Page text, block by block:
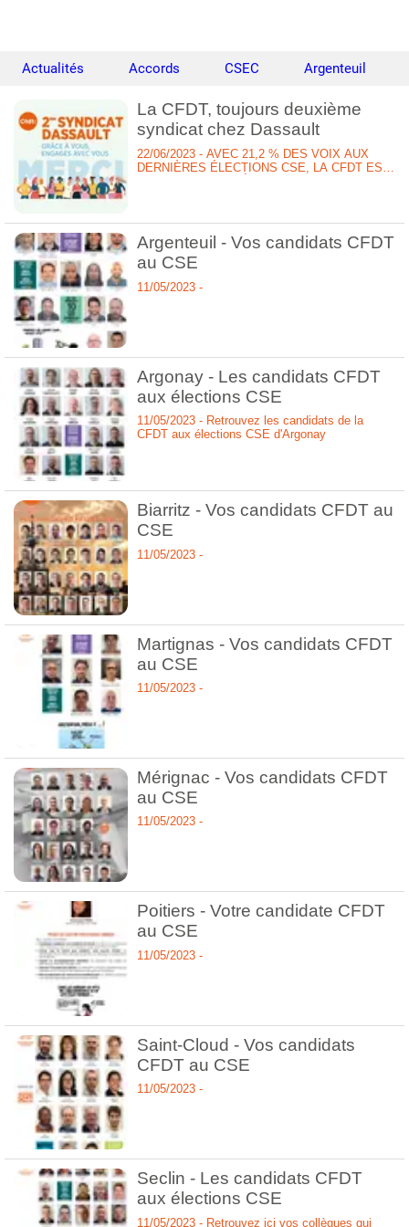
Actualités Accords CSEC Argenteuil
La CFDT, toujours deuxième
syndicat chez Dassault
22/06/2023 - AVEC 21,2 % DES VOIX AUX
DERNIÈRES ÉLECTIONS CSE, LA CFDT EST
Argenteuil - Vos candidats CFDT
au CSE
11/05/2023 -
Argonay - Les candidats CFDT
aux élections CSE
11/05/2023 - Retrouvez les candidats de la
CFDT aux élections CSE d'Argonay
Biarritz - Vos candidats CFDT au
CSE
11/05/2023 -
Martignas - Vos candidats CFDT
au CSE
11/05/2023 -
Mérignac - Vos candidats CFDT
au CSE
11/05/2023 -
Poitiers - Votre candidate CFDT
au CSE
11/05/2023 -
Saint-Cloud - Vos candidats
CFDT au CSE
11/05/2023 -
Seclin - Les candidats CFDT
aux élections CSE
11/05/2023 - Retrouvez ici vos collègues qui